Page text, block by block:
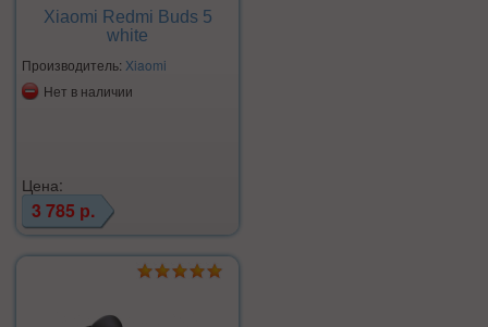
Xiaomi Redmi Buds 5
white
Производитель: Xiaomi
Нет в наличии
Цена:
3 785 р.